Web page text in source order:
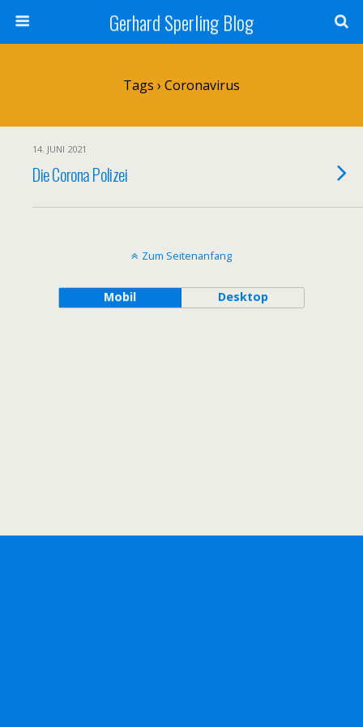
Gerhard Sperling Blog
Tags › Coronavirus
14. JUNI 2021
Die Corona Polizei
Zum Seitenanfang
Mobil Desktop